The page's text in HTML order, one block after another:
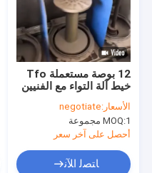
12 بوصة مستعملة Tfo
خيط آلة التواء مع الفنيين
المهرة
الأسعار:negotiate
MOQ:1 مجموعة
أحصل على آخر سعر
ﺎﺘﺼﻟ ﺍﻶﻧ